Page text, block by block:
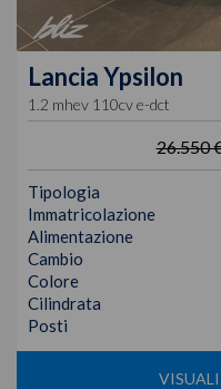
LanciaYpsilon
1.2 mhev 110cv e-dct
26.550
Tipologia
Immatricolazione
Alimentazione
Cambio
Colore
Cilindrata
Posti